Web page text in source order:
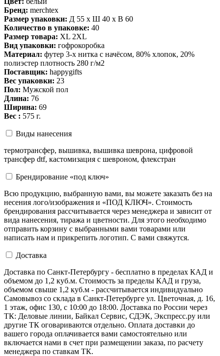
Бренд: merchtex
Размер упаковки: Д 55 x Ш 40 x В 60
Количество в упаковке: 40
Размер товара: XL 2XL
Вид упаковки: гофрокоробка
Материал: футер 3-х нитка с начёсом, 80% хлопок, 20%
полиэстер плотность 280 г/м2
Поставщик: happygifts
Вес упаковки: 23
Пол: Мужской пол
Длина: 76
Ширина: 69
Вес : 575 г.
Виды нанесения
термотрансфер, вышивка, вышивка шеврона, цифровой
трансфер dtf, кастомизация с шевроном, флекстран
Брендирование «под ключ»
Всю продукцию, выбранную вами, вы можете заказать без на
несения лого/изображения и «ПОД КЛЮЧ». Стоимость
брендирования рассчитывается через менеджера и зависит от
вида нанесения, тиража и цветности. Для этого необходимо
отправить корзину с выбранными вами товарами или
написать нам и прикрепить логотип. С вами свяжутся.
Доставка
Доставка по Санкт-Петербургу - бесплатно в пределах КАД и
объемом до 1,2 куб.м. Стоимость за пределы КАД и груза,
объемом свыше 1,2 куб.м - рассчитывается индивидуально
Самовывоз со склада в Санкт-Петербурге ул. Цветочная, д. 16,
1 этаж, офис 130, с 10:00 до 18:00. Доставка по России через
ТК: Деловые линии, Байкал Сервис, СДЭК, Экспресс.ру или
другие ТК оговариваются отдельно. Оплата доставки до
вашего города оплачивается вами самостоятельно или
включается нами в счет при размещении заказа, по расчету
менеджера по ставкам ТК.